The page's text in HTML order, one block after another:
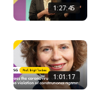
1:27:45
1:01:17